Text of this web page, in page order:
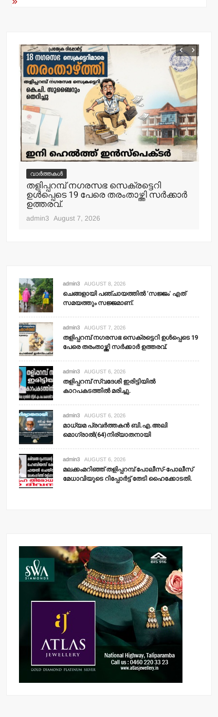
വാർത്തകൾ
തളിപ്പറമ്പ് നഗരസഭ സെക്രട്ടെറി
ഉള്‍പ്പെടെ 19 പേരെ തരംതാഴ്ത്തി സര്‍ക്കാര്‍
ഉത്തരവ്.
admin3 August 7, 2026
admin3 AUGUST 8, 2026
ചെങ്ങളായി പഞ്ചായത്തില്‍ ‘സജ്ജം’ എത്
സമയത്തും സജ്ജമാണ്.
admin3 AUGUST 7, 2026
തളിപ്പറമ്പ് നഗരസഭ സെക്രട്ടെറി ഉള്‍പ്പെടെ 19
പേരെ തരംതാഴ്ത്തി സര്‍ക്കാര്‍ ഉത്തരവ്.
admin3 AUGUST 6, 2026
തളിപ്പറമ്പ് സ്വദേശി ഇരിട്ടിയില്‍
കാറപകടത്തില്‍ മരിച്ചു.
admin3 AUGUST 6, 2026
മാധ്യമ പ്രവര്‍ത്തകന്‍ ബി.എ.അലി
മൊഗ്രാല്‍(64)നിര്യാതനായി
admin3 AUGUST 6, 2026
മലക്കംമറിഞ്ഞ് തളിപ്പറമ്പ് പോലീസ്-പോലീസ്
മേധാവിയുടെ റിപ്പോര്‍ട്ട് തേടി ഹൈക്കോടതി.